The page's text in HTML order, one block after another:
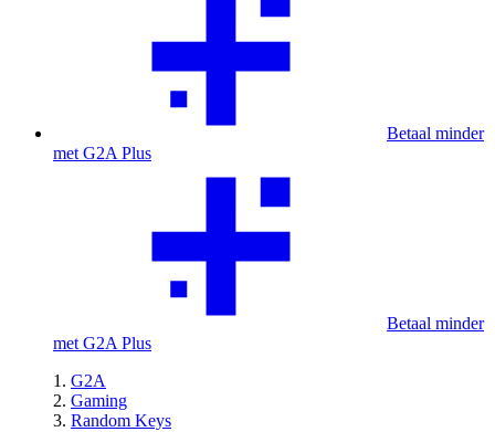
Betaal minder
met G2A Plus
Betaal minder
met G2A Plus
G2A
Gaming
Random Keys